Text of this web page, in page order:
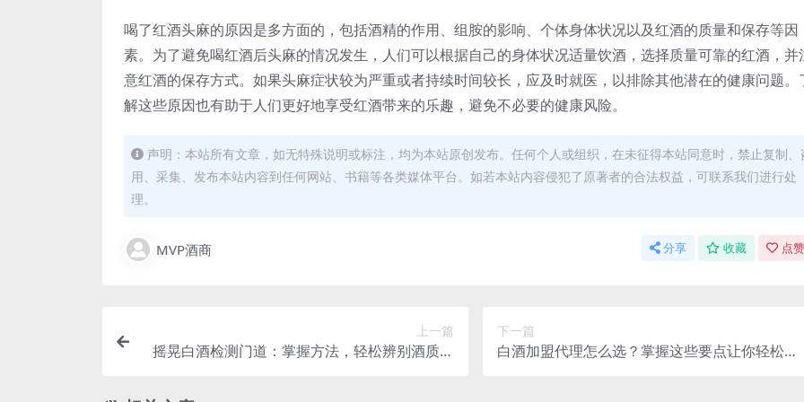
喝了红酒头麻的原因是多方面的，包括酒精的作用、组胺的影响、个体身体状况以及红酒的质量和保存等因
素。为了避免喝红酒后头麻的情况发生，人们可以根据自己的身体状况适量饮酒，选择质量可靠的红酒，并
意红酒的保存方式。如果头麻症状较为严重或者持续时间较长，应及时就医，以排除其他潜在的健康问题。
解这些原因也有助于人们更好地享受红酒带来的乐趣，避免不必要的健康风险。
声明：本站所有文章，如无特殊说明或标注，均为本站原创发布。任何个人或组织，在未征得本站同意时，禁止复制、
用、采集、发布本站内容到任何网站、书籍等各类媒体平台。如若本站内容侵犯了原著者的合法权益，可联系我们进行处
理。
MVP酒商 分享 收藏 点
上一篇
摇晃白酒检测门道：掌握方法，轻松辨别酒质优
下一篇
白酒加盟代理怎么选？掌握这些要点让你轻松挑